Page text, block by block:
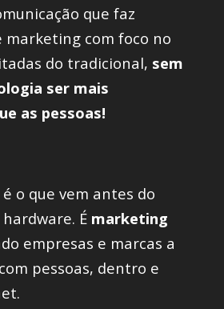
que faz
marketing com foco no
do tradicional, sem
ser mais
as pessoas!
é o que vem antes do
É marketing
empresas e marcas a
pessoas, dentro e